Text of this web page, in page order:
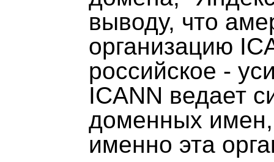
выводу, что
организацию
российское -
ICANN ведает
доменных имен,
именно эта